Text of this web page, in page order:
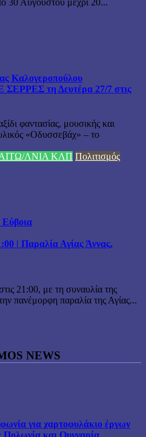
Καλογεροπούλου
τη Δευτέρα 27/7 στις
μουσικής και
«Οδυσσεβάχ» – το
ΛΝΙΑ ΚΛΠ Πολιτισμός
| Παραλία Αγίας Άννας,
21:00, με τη συναυλία της
πανέμορφη παραλία της Αγίας...
NEWS
για χαρτοφυλάκιο έργων
και Ουγγαρία